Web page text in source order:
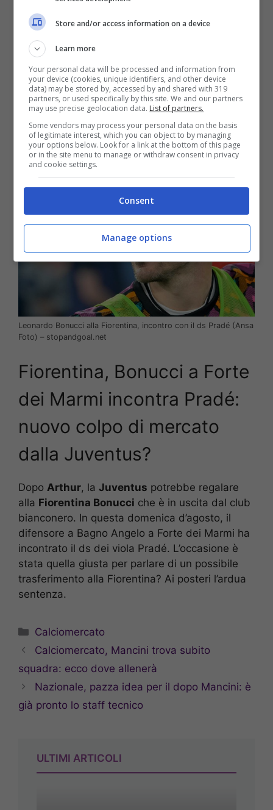
futuro di Bonucci
A riportare la notizia del
Daniele Pradé
che ha immortalato questo incontro con una
foto. Il classe 1987 può essere un rinforzo
d’esperienza e qualità per la retroguardia dei
viola che dopo Igor sono a lavoro per cedere
anche Martinez Quarta.
Leonardo Bonucci alla Fiorentina, incontro con il ds Pradé (Ansa
Foto) – stopandgoal.net
Fiorentina, Bonucci a Forte
dei Marmi incontra Pradé:
nuovo colpo di mercato
dalla Juventus?
Dopo Arthur, la Juventus potrebbe regalare
alla Fiorentina Bonucci che è in uscita dal club
bianconero. In questa domenica d’agosto, il
difensore a Bagno Angelo a Forte dei Marmi ha
incontrato il ds dei viola Pradé. L’occasione è
stata quella giusta per parlare di un possibile
trasferimento alla Fiorentina? Ai posteri l’ardua
sentenza.
Categorie
Calciomercato
Calciomercato, Mancini trova subito
squadra: ecco dove allenerà
Nazionale, pazza idea per il dopo Mancini: è
già pronto lo staff tecnico
ULTIMI ARTICOLI
Store and/or access information on a device
Learn more
Your personal data will be processed and information from
your device (cookies, unique identifiers, and other device
data) may be stored by, accessed by and shared with 319
partners, or used specifically by this site. We and our partners
may use precise geolocation data. List of partners.
Some vendors may process your personal data on the basis
of legitimate interest, which you can object to by managing
your options below. Look for a link at the bottom of this page
or in the site menu to manage or withdraw consent in privacy
and cookie settings.
Consent
Manage options